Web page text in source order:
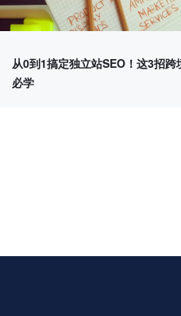
从0到1搞定独立站SEO！这3招跨
必学